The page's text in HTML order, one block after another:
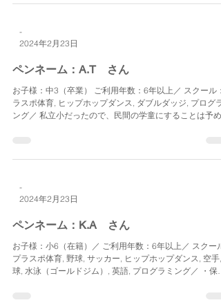
-
2024年2月23日
ペンネーム：A.T さん
お子様：中3（卒業） ご利用年数：6年以上／ スクール
ラスポ体育, ヒップホップダンス, ダブルダッジ, プログラ
ング／ 私立小だったので、民間の学童にすることは予め
-
2024年2月23日
ペンネーム：K.A さん
お子様：小6（在籍）／ ご利用年数：6年以上／ スクー
プラスポ体育, 野球, サッカー, ヒップホップダンス, 空手,
球, 水泳（ゴールドジム）, 英語, プログラミング／ ・保育